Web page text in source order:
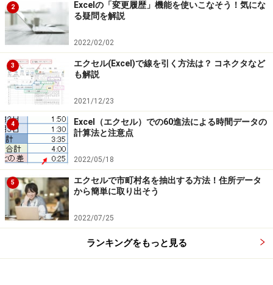
2
Excelの「変更履歴」機能を使いこなそう！気にな
る疑問を解説
2022/02/02
3
エクセル(Excel)で線を引く方法は？ コネクタなど
も解説
2021/12/23
4
Excel（エクセル）での60進法による時間データの
計算法と注意点
2022/05/18
5
エクセルで市町村名を抽出する方法！住所データ
から簡単に取り出そう
2022/07/25
ランキングをもっと見る